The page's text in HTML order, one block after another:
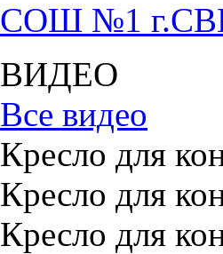
СОШ №1
ВИДЕО
Все видео
Кресло для
Кресло для
Кресло для